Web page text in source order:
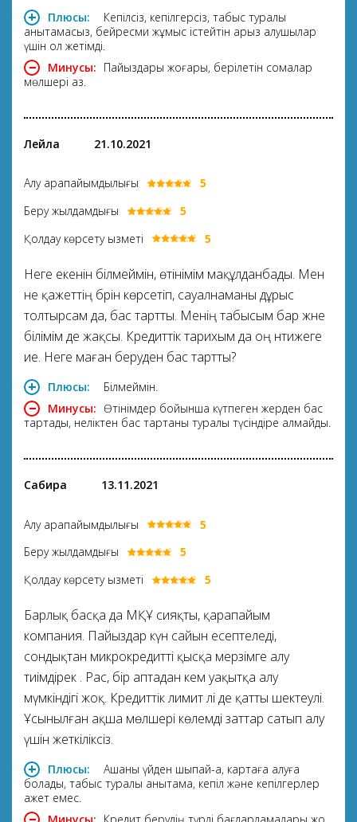
Плюсы:
Кепілсіз, кепілгерсіз, табыс туралы
анықтамасыз, бейресми жұмыс істейтін қарыз алушылар
үшін қол жетімді.
Минусы: Пайыздары жоғары, берілетін сомалар
мөлшері аз.
Лейла 21.10.2021
Алу қарапайымдылығы
5
Беру жылдамдығы
5
Қолдау көрсету қызметі
5
Неге екенін білмеймін, өтінімім мақұлданбады. Мен
не қажеттің бәрін көрсетіп, сауалнаманы дұрыс
толтырсам да, бас тартты. Менің табысым бар және
білімім де жақсы. Кредиттік тарихым да оң нәтижеге
ие. Неге маған беруден бас тартты?
Плюсы:
Білмеймін.
Минусы: Өтінімдер бойынша күтпеген жерден бас
тартады, неліктен бас тартқаны туралы түсіндіре алмайды.
Сабира 13.11.2021
Алу қарапайымдылығы
5
Беру жылдамдығы
5
Қолдау көрсету қызметі
5
Барлық басқа да МҚҰ сияқты, қарапайым
компания. Пайыздар күн сайын есептеледі,
сондықтан микрокредитті қысқа мерзімге алу
тиімдірек . Рас, бір аптадан кем уақытқа алу
мүмкіндігі жоқ. Кредиттік лимит әлі де қатты шектеулі.
Ұсынылған ақша мөлшері көлемді заттар сатып алу
үшін жеткіліксіз.
Плюсы:
Ақшаны үйден шықпай-ақ, картаға алуға
болады, табыс туралы анықтама, кепіл және кепілгерлер
қажет емес.